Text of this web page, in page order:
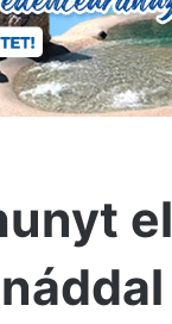
el